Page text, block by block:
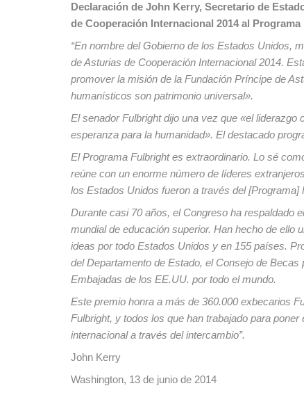
Declaración de John Kerry, Secretario de
de Cooperación Internacional 2014 al
“En nombre del Gobierno de los Estados Unidos,
de Asturias de Cooperación Internacional 2014.
promover la misión de la Fundación Príncipe de
humanísticos son patrimonio universal».
El senador Fulbright dijo una vez que «el
esperanza para la humanidad». El destacado
El Programa Fulbright es extraordinario. Lo sé
reúne con un enorme número de líderes
los Estados Unidos fueron a través del [Programa]
Durante casi 70 años, el Congreso ha respaldado
mundial de educación superior. Han hecho de ello
ideas por todo Estados Unidos y en 155 países.
del Departamento de Estado, el Consejo de
Embajadas de los EE.UU. por todo el mundo.
Este premio honra a más de 360.000 exbecarios
Fulbright, y todos los que han trabajado para
internacional a través del intercambio”.
John Kerry
Washington, 13 de junio de 2014